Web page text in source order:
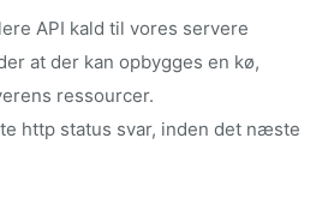
API kald til vores servere
at der kan opbygges en kø,
ressourcer.
http status svar, inden det næste